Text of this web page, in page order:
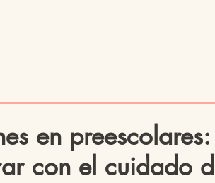
en
con el cuidado